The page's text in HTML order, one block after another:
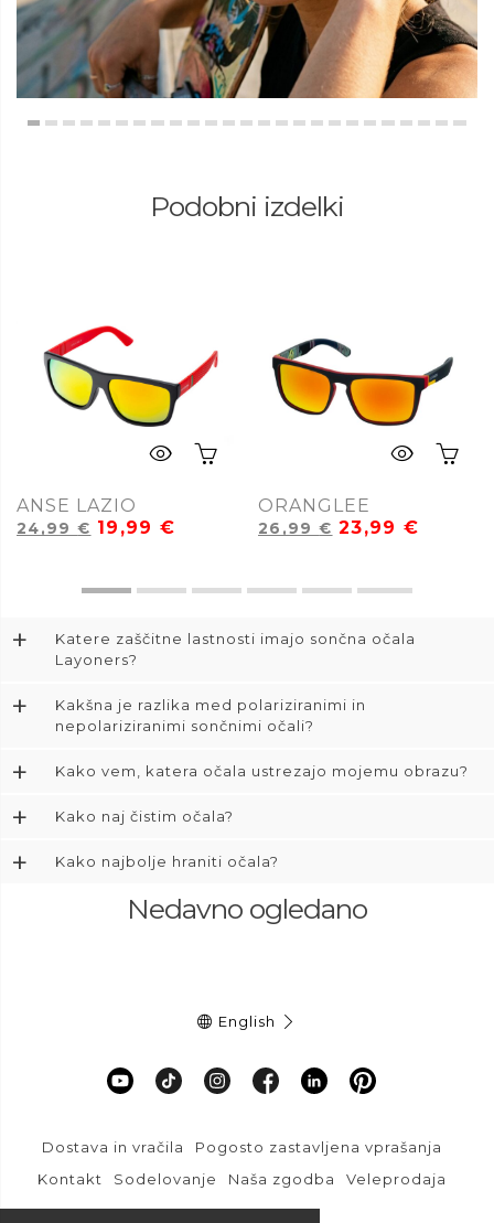
Podobni izdelki
ANSE LAZIO
24,99€ 19,99€
ORANGLEE
26,99€ 23,99€
+
Katere zaščitne lastnosti imajo sončna očala
Layoners?
+
Kakšna je razlika med polariziranimi in
nepolariziranimi sončnimi očali?
+ Kako vem, katera očala ustrezajo mojemu obrazu?
+ Kako naj čistim očala?
+ Kako najbolje hraniti očala?
Nedavno ogledano
English
Dostava in vračila
Pogosto zastavljena vprašanja
Kontakt
Sodelovanje Naša zgodba Veleprodaja